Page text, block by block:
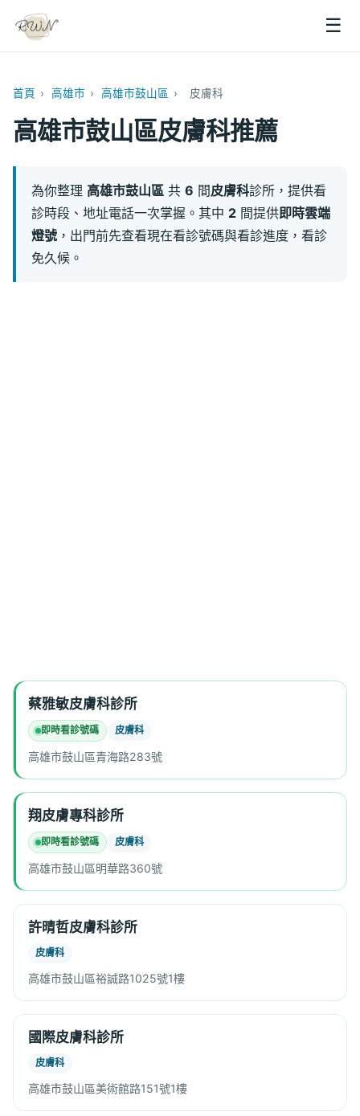
☰
首頁 › 高雄市 › 高雄市鼓山區 › 皮膚科
高雄市鼓山區皮膚科推薦
為你整理 高雄市鼓山區 共6 間皮膚科診所，提供看
診時段、地址電話一次掌握。其中 2 間提供即時雲端
燈號 ，出門前先查看現在看診號碼與看診進度，看診
免久候。
蔡雅敏皮膚科診所
即時看診號碼 皮膚科
高雄市鼓山區青海路283號
翔皮膚專科診所
即時看診號碼 皮膚科
高雄市鼓山區明華路360號
許晴哲皮膚科診所
皮膚科
高雄市鼓山區裕誠路1025號1樓
國際皮膚科診所
皮膚科
高雄市鼓山區美術館路151號1樓